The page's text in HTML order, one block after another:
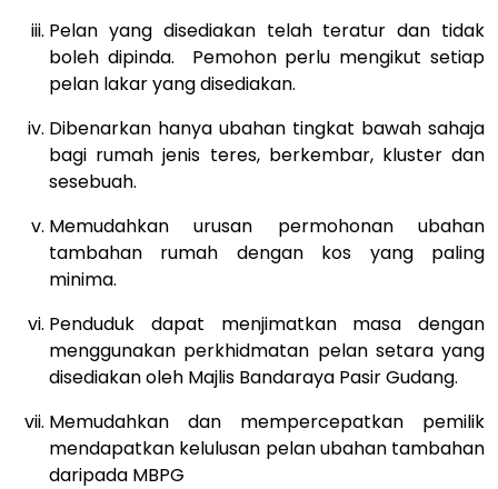
Pelan yang disediakan telah teratur dan tidak
boleh dipinda. Pemohon perlu mengikut setiap
pelan lakar yang disediakan.
Dibenarkan hanya ubahan tingkat bawah sahaja
bagi rumah jenis teres, berkembar, kluster dan
sesebuah.
Memudahkan urusan permohonan ubahan
tambahan rumah dengan kos yang paling
minima.
Penduduk dapat menjimatkan masa dengan
menggunakan perkhidmatan pelan setara yang
disediakan oleh Majlis Bandaraya Pasir Gudang.
Memudahkan dan mempercepatkan pemilik
mendapatkan kelulusan pelan ubahan tambahan
daripada MBPG